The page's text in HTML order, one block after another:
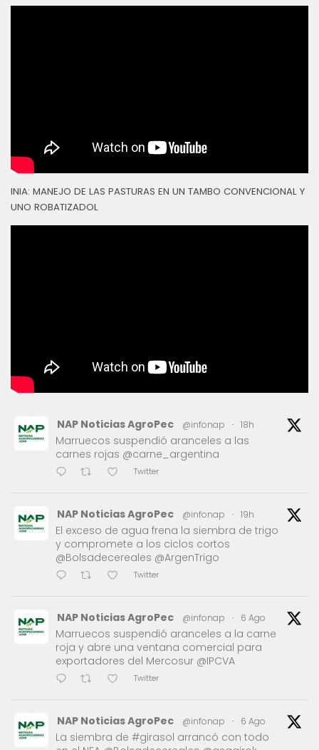
INIA: MANEJO DE LAS PASTURAS EN UN TAMBO CONVENCIONAL Y
UNO ROBATIZADOL
NAP Noticias AgroPec @infonap · 18h
Marruecos suspendió aranceles a las
carnes rojas @carne_argentina
Twitter
NAP Noticias AgroPec @infonap · 19h
El exceso de agua frena la siembra de trigo
y compromete a los ciclos cortos
@Bolsadecereales @ArgenTrigo
Twitter
NAP Noticias AgroPec @infonap · 6 Ago
Marruecos suspendió aranceles a la carne
roja y abre una ventana comercial para
exportadores del Mercosur @IPCVA
Twitter
NAP Noticias AgroPec @infonap · 6 Ago
La siembra de #girasol arrancó con todo